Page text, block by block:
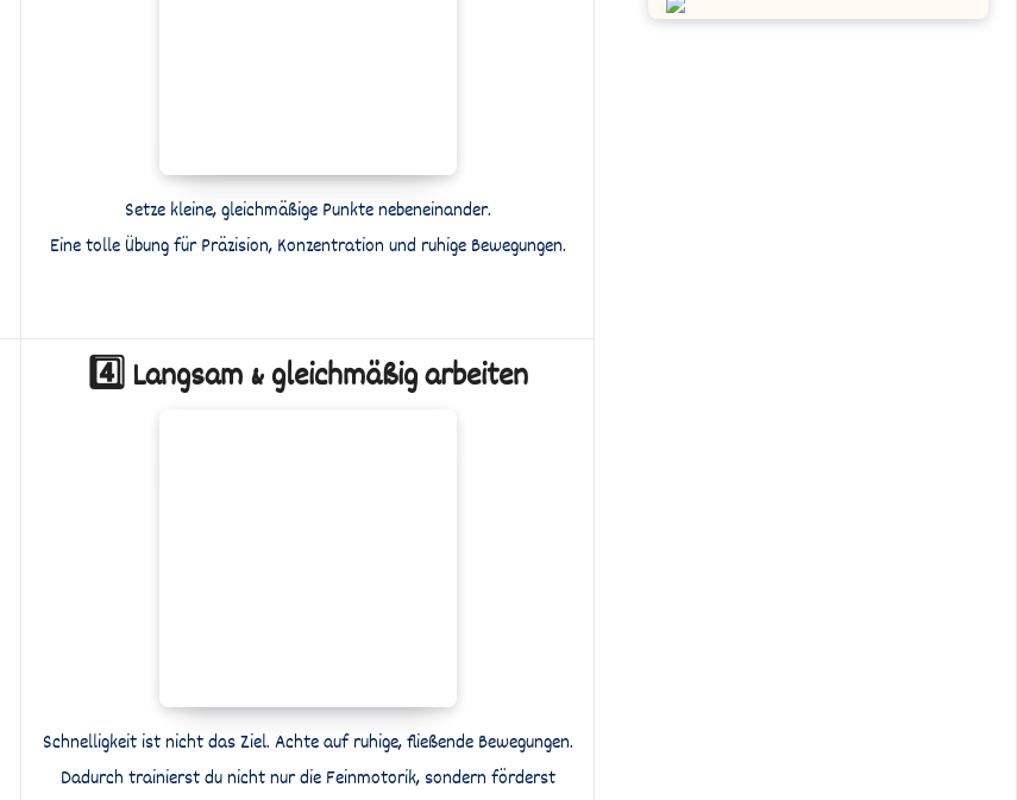
Setze kleine, gleichmäßige Punkte nebeneinander.
Eine tolle Übung für Präzision, Konzentration und ruhige Bewegungen.
4️⃣ Langsam & gleichmäßig arbeiten
Schnelligkeit ist nicht das Ziel. Achte auf ruhige, fließende Bewegungen.
Dadurch trainierst du nicht nur die Feinmotorik, sondern förderst